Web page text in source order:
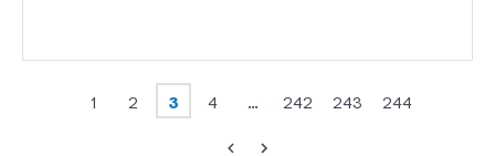
1 2 3 4 … 242 243 244